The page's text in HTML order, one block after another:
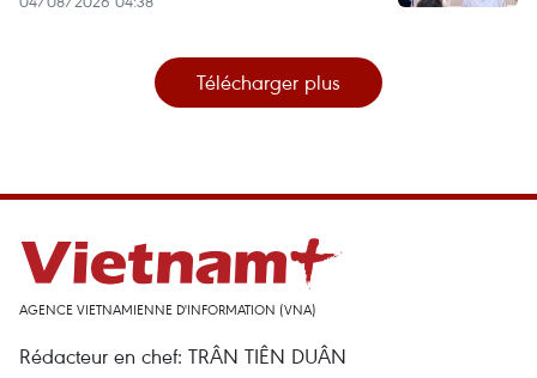
Télécharger plus
AGENCE VIETNAMIENNE D'INFORMATION (VNA)
Rédacteur en chef: TRÂN TIÊN DUÂN